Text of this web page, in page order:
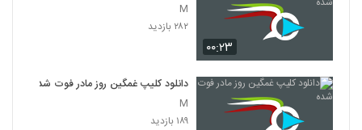
۰۰:۲۳
M
۲۸۲ بازدید
دانلود کلیپ غمگین روز مادر فوت شده
M
۱۸۹ بازدید